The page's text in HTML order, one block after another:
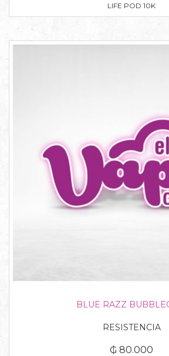
LIFE POD 10K
BLUE RAZZ
RESISTENCIA
₲ 80.000